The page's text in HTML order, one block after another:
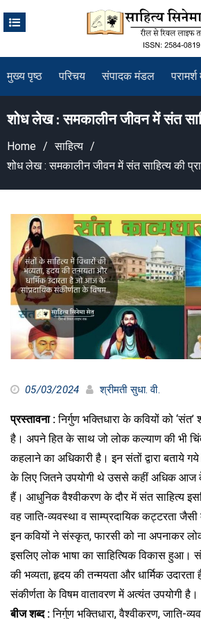
मुख्य पृष्ठ परिचय संपादक मंडल
शोध लेख : समकालीन जीवन में संत
Home
साहित्य
शोध लेख : समकालीन जीवन में संत साहित्य की
05/03/2024 श्रीमती सुधा. वी.
प्रस्तावना :निर्गुण भक्तिधारा के कवियों को
है। अपने हित के साथ जो लोक कल्याण की भी
कहलाने का अधिकारी है। इन संतों द्वारा बताये
के लिए जितने उपयोगी थे उससे कहीं अधिक
हैं। आधुनिक वैश्वीकरण के दौर में संत साहित्य
वह जाति-व्यवस्था व साम्प्रदायिक कट्टरता जैसी
इन कवियों ने संस्कृत, फारसी को ना अपनाकर
इसलिए लोक भाषा का साहित्यिक विकास हुआ।
की भव्यता, हृदय की तन्मयता और धार्मिक
संकीर्णता के विषम वातावरण में अत्यंत उपयोगी है।
बीज शब्द :निर्गुण भक्तिधारा, वैश्वीकरण, जाति-